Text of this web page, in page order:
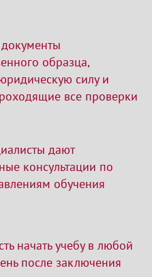
образца,
силу и
все проверки
дают
консультации по
обучения
начать учебу в любой
после заключения